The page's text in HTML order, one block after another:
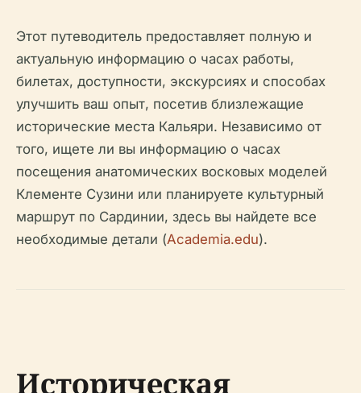
Этот путеводитель предоставляет полную и
актуальную информацию о часах работы,
билетах, доступности, экскурсиях и способах
улучшить ваш опыт, посетив близлежащие
исторические места Кальяри. Независимо от
того, ищете ли вы информацию о часах
посещения анатомических восковых моделей
Клементе Сузини или планируете культурный
маршрут по Сардинии, здесь вы найдете все
необходимые детали (Academia.edu).
Историческая